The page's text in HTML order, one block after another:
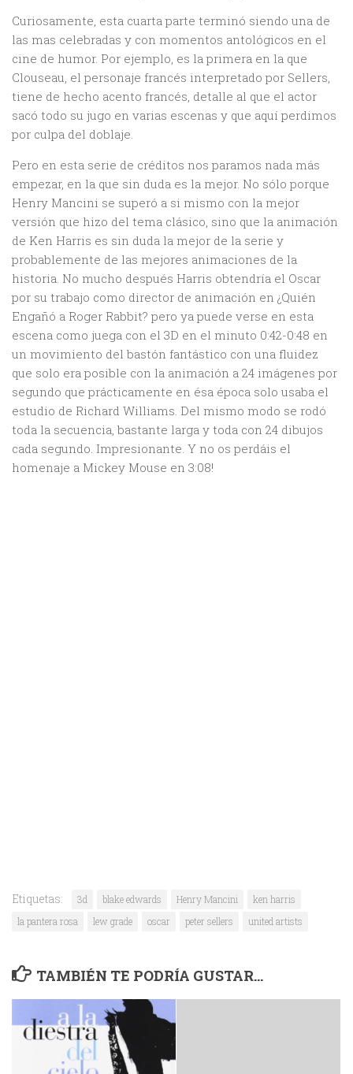
Curiosamente, esta cuarta parte terminó siendo una de
las mas celebradas y con momentos antológicos en el
cine de humor. Por ejemplo, es la primera en la que
Clouseau, el personaje francés interpretado por Sellers,
tiene de hecho acento francés, detalle al que el actor
sacó todo su jugo en varias escenas y que aquí perdimos
por culpa del doblaje.
Pero en esta serie de créditos nos paramos nada más
empezar, en la que sin duda es la mejor. No sólo porque
Henry Mancini se superó a si mismo con la mejor
versión que hizo del tema clásico, sino que la animación
de Ken Harris es sin duda la mejor de la serie y
probablemente de las mejores animaciones de la
historia. No mucho después Harris obtendría el Oscar
por su trabajo como director de animación en ¿Quién
Engañó a Roger Rabbit? pero ya puede verse en esta
escena como juega con el 3D en el minuto 0:42-0:48 en
un movimiento del bastón fantástico con una fluidez
que solo era posible con la animación a 24 imágenes por
segundo que prácticamente en ésa época solo usaba el
estudio de Richard Williams. Del mismo modo se rodó
toda la secuencia, bastante larga y toda con 24 dibujos
cada segundo. Impresionante. Y no os perdáis el
homenaje a Mickey Mouse en 3:08!
Etiquetas: 3d blake edwards Henry Mancini
ken harris
la pantera rosa
lew grade oscar peter sellers united artists
TAMBIÉN TE PODRÍA GUSTAR...